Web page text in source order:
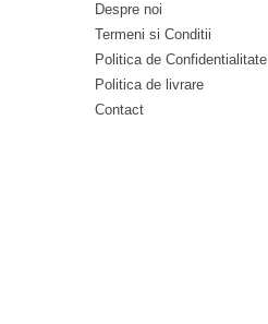
Despre noi
Termeni si Conditii
Politica de Confidentialitate
Politica de livrare
Contact